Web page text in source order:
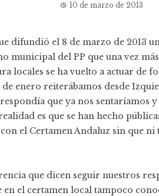
10 de marzo de 2013
difundió el 8 de marzo de 2013
municipal del PP que una vez
locales se ha vuelto a actuar de
enero reiterábamos desde
que ya nos sentaríamos
es que se han hecho
el Certamen Andaluz sin que ni
que dicen seguir nuestros
el certamen local tampoco